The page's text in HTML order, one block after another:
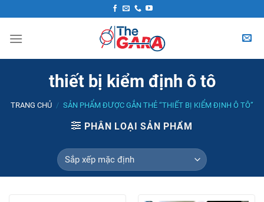
to
content
thiết bị kiểm định ô tô
TRANG CHỦ / SẢN PHẨM ĐƯỢC GẮN THẺ “THIẾT BỊ KIỂM ĐỊNH Ô TÔ”
PHÂN LOẠI SẢN PHẨM